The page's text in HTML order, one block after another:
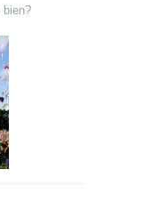
bien?